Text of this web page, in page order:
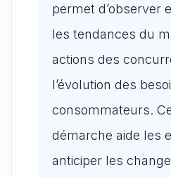
permet d’observer
les tendances du
actions des
l’évolution des
consommateurs.
démarche aide les
anticiper les